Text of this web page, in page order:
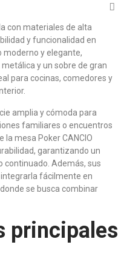
con materiales de alta
y funcionalidad en
moderno y elegante,
y un sobre de gran
para cocinas, comedores y
amplia y cómoda para
familiares o encuentros
mesa Poker CANCIO
garantizando un
Además, sus
fácilmente en
se busca combinar
principales